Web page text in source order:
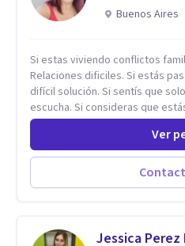
Buenos Aires
Si estas viviendo conflictos
Relaciones dificiles. Si estás
difícil solución. Si sentís que
escucha. Si consideras que
comprensión. Si no logras
sueños, deseos. Si pensás que
grave, pero podría ayudar. Si
intención es hacer algo con lo que te
en comunicarte a fin de
Ver
Jessica Perez